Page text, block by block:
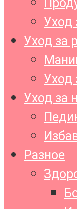
Уход
Уход за
Уход
Уход за
Разное